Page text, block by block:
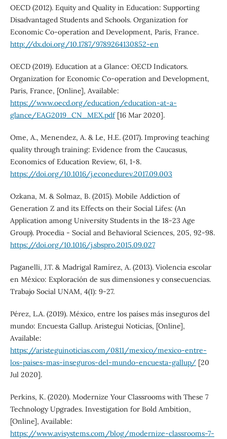
OECD (2012). Equity and Quality in Education: Supporting
Disadvantaged Students and Schools. Organization for
Economic Co-operation and Development, Paris, France.
http://dx.doi.org/10.1787/9789264130852-en
OECD (2019). Education at a Glance: OECD Indicators.
Organization for Economic Co-operation and Development,
Paris, France, [Online], Available:
https://www.oecd.org/education/education-at-a-
glance/EAG2019_CN_MEX.pdf[16 Mar 2020].
Ome, A., Menendez, A. & Le, H.E. (2017). Improving teaching
quality through training: Evidence from the Caucasus,
Economics of Education Review, 61, 1-8.
https://doi.org/10.1016/j.econedurev.2017.09.003
Ozkana, M. & Solmaz, B. (2015). Mobile Addiction of
Generation Z and its Effects on their Social Lifes: (An
Application among University Students in the 18-23 Age
Group). Procedia - Social and Behavioral Sciences, 205, 92-98.
https://doi.org/10.1016/j.sbspro.2015.09.027
Paganelli, J.T. & Madrigal Ramírez, A. (2013). Violencia escolar
en México: Exploración de sus dimensiones y consecuencias.
Trabajo Social UNAM, 4(1): 9-27.
Pérez, L.A. (2019). México, entre los países más inseguros del
mundo: Encuesta Gallup. Aristegui Noticias, [Online],
Available:
https://aristeguinoticias.com/0811/mexico/mexico-entre-
los-paises-mas-inseguros-del-mundo-encuesta-gallup/[20
Jul 2020].
Perkins, K. (2020). Modernize Your Classrooms with These 7
Technology Upgrades. Investigation for Bold Ambition,
[Online], Available:
https://www.avisystems.com/blog/modernize-classrooms-7-